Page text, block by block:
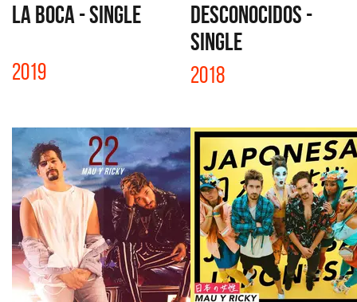
LA BOCA - SINGLE
2019
DESCONOCIDOS -
SINGLE
2018